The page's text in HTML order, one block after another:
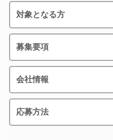
対象となる方
募集要項
会社情報
応募方法